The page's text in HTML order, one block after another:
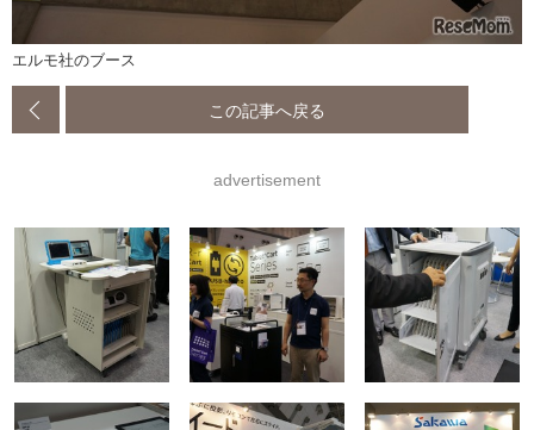
エルモ社のブース
この記事へ戻る
advertisement